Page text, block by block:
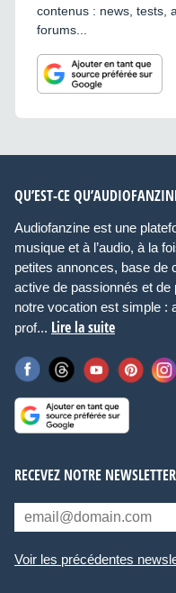
contenus : news, tests,
forums...
QU’EST-CE
Audiofanzine est une
musique et à l’audio, à la
petites annonces, base de
active de passionnés et de
notre vocation est simple :
prof... Lire la suite
RECEVEZ NOTRE
Voir les précédentes